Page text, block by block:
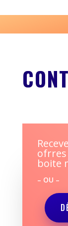
boite
– OU –